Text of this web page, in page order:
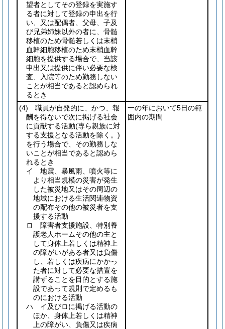
望者としてその登録を実施す
る者に対して登録の申出を行
い、又は配偶者、父母、子及
び兄弟姉妹以外の者に、骨髄
移植のため骨髄若しくは末梢
血幹細胞移植のため末梢血幹
細胞を提供する場合で、当該
申出又は提供に伴い必要な検
査、入院等のため勤務しない
ことが相当であると認められ
るとき
(4) 職員が自発的に、かつ、報
酬を得ないで次に掲げる社会
に貢献する活動(専ら親族に対
する支援となる活動を除く。)
を行う場合で、その勤務しな
いことが相当であると認めら
れるとき
イ 地震、暴風雨、噴火等に
より相当規模の災害が発生
した被災地又はその周辺の
地域における生活関連物資
の配布その他の被災者を支
援する活動
ロ 障害者支援施設、特別養
護老人ホームその他の主と
して身体上若しくは精神上
の障がいがある者又は負傷
し、若しくは疾病にかかっ
た者に対して必要な措置を
講ずることを目的とする施
設であって規則で定めるも
のにおける活動
ハ イ及びロに掲げる活動の
ほか、身体上若しくは精神
上の障がい、負傷又は疾病
一の年において5日の範
囲内の期間